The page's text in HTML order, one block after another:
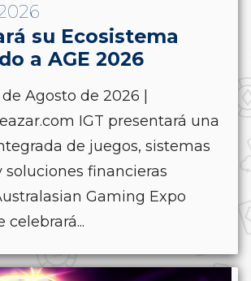
su Ecosistema
a AGE 2026
Agosto de 2026 |
IGT presentará una
de juegos, sistemas
soluciones financieras
Gaming Expo
celebrará...